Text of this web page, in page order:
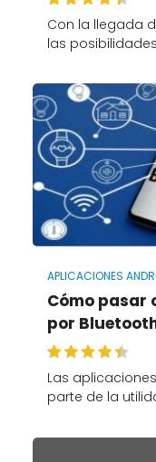
Con la llegada
las
APLICACIONES
Cómo pasar
por
Las
parte de la